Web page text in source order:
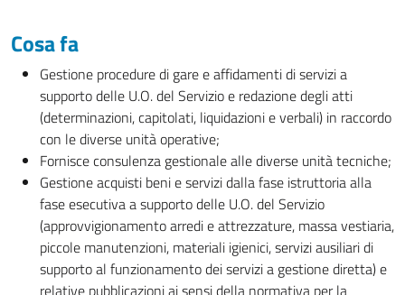
Cosa fa
Gestione procedure di gare e affidamenti di servizi a
supporto delle U.O. del Servizio e redazione degli atti
(determinazioni, capitolati, liquidazioni e verbali) in raccordo
con le diverse unità operative;
Fornisce consulenza gestionale alle diverse unità tecniche;
Gestione acquisti beni e servizi dalla fase istruttoria alla
fase esecutiva a supporto delle U.O. del Servizio
(approvvigionamento arredi e attrezzature, massa vestiaria,
piccole manutenzioni, materiali igienici, servizi ausiliari di
supporto al funzionamento dei servizi a gestione diretta) e
relative pubblicazioni ai sensi della normativa per la